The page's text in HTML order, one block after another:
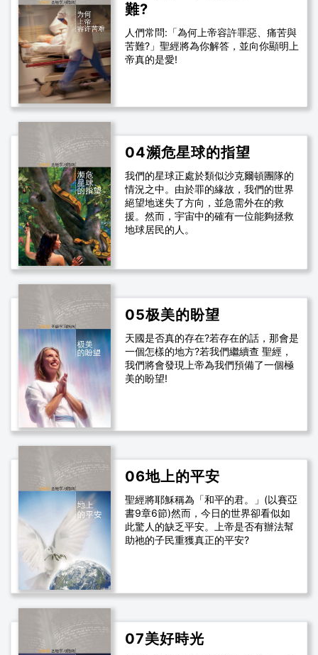
難?
人們常問:「為何上帝容許罪惡、痛苦與
苦難?」聖經將為你解答，並向你顯明上
帝真的是愛!
04瀕危星球的指望
我們的星球正處於類似沙克爾頓團隊的
情況之中。由於罪的緣故，我們的世界
絕望地迷失了方向，並急需外在的救
援。然而，宇宙中的確有一位能夠拯救
地球居民的人。
05极美的盼望
天國是否真的存在?若存在的話，那會是
一個怎樣的地方?若我們繼續查 聖經，
我們將會發現上帝為我們預備了一個極
美的盼望!
06地上的平安
聖經將耶穌稱為「和平的君。」(以賽亞
書9章6節)然而，今日的世界卻看似如
此驚人的缺乏平安。上帝是否有辦法幫
助祂的子民重獲真正的平安?
07美好時光